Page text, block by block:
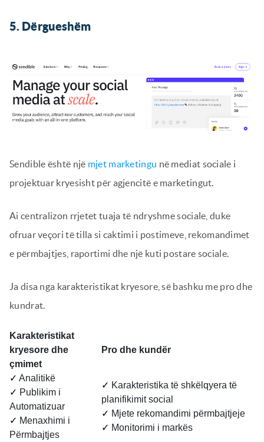
5. Dërgueshëm
Sendible është një mjet marketingu në mediat sociale i
projektuar kryesisht për agjencitë e marketingut.
Ai centralizon rrjetet tuaja të ndryshme sociale, duke
ofruar veçori të tilla si caktimi i postimeve, rekomandimet
e përmbajtjes, raportimi dhe një kuti postare sociale.
Ja disa nga karakteristikat kryesore, së bashku me pro dhe
kundrat.
Karakteristikat
kryesore dhe
çmimet
Pro dhe kundër
✓ Analitikë
✓ Publikim i
Automatizuar
✓ Menaxhimi i
Përmbajtjes
✓ Karakteristika të shkëlqyera të
planifikimit social
✓ Mjete rekomandimi përmbajtjeje
✓ Monitorimi i markës